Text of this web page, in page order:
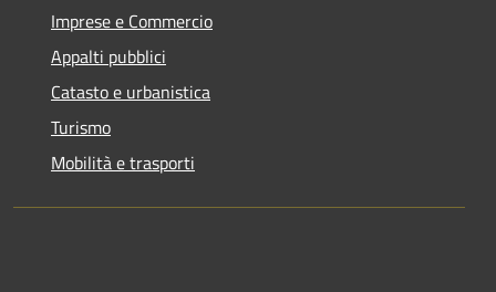
Imprese e Commercio
Appalti pubblici
Catasto e urbanistica
Turismo
Mobilità e trasporti